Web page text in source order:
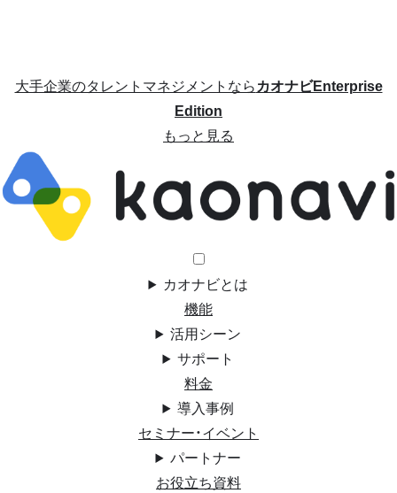
大手企業のタレントマネジメントならカオナビEnterprise
Edition
もっと見る
カオナビとは
機能
活用シーン
サポート
料金
導入事例
セミナー・イベント
パートナー
お役立ち資料